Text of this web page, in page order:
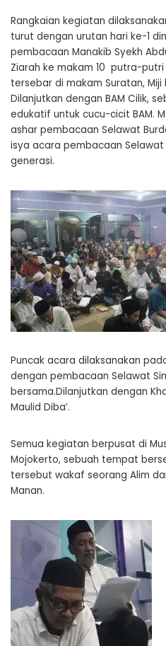
Rangkaian kegiatan
turut dengan urutan hari ke-1
pembacaan Manakib Syekh
Ziarah ke makam 10 putra-putri
tersebar di makam Suratan, Miji
Dilanjutkan dengan BAM Cilik,
edukatif untuk cucu-cicit BAM.
ashar pembacaan Selawat
isya acara pembacaan Selawat
generasi.
Puncak acara dilaksanakan
dengan pembacaan Selawat
bersama.Dilanjutkan dengan
Maulid Diba’.
Semua kegiatan berpusat di
Mojokerto, sebuah tempat
tersebut wakaf seorang Alim
Manan.